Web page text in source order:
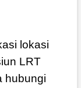
lokasi
LRT
hubungi